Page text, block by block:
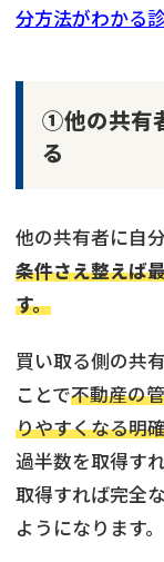
分方法がわかる
①他の共有
る
他の共有者に自
条件さえ整えば
す。
買い取る側の共
ことで不動産の
りやすくなる明
過半数を取得す
取得すれば完全
ようになります。